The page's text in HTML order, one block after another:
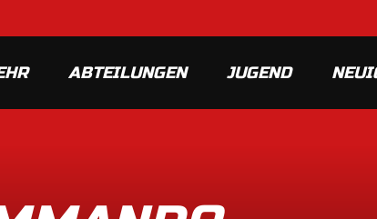
ABTEILUNGEN JUGEND